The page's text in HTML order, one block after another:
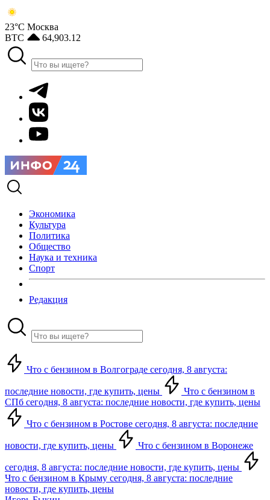
23°С Москва
BTC
64,903.12
Экономика
Культура
Политика
Общество
Наука и техника
Спорт
Редакция
Что с бензином в Волгограде сегодня, 8 августа:
последние новости, где купить, цены
Что с бензином в
СПб сегодня, 8 августа: последние новости, где купить, цены
Что с бензином в Ростове сегодня, 8 августа: последние
новости, где купить, цены Что с бензином в Воронеже
сегодня, 8 августа: последние новости, где купить, цены
Что с бензином в Крыму сегодня, 8 августа: последние
новости, где купить, цены